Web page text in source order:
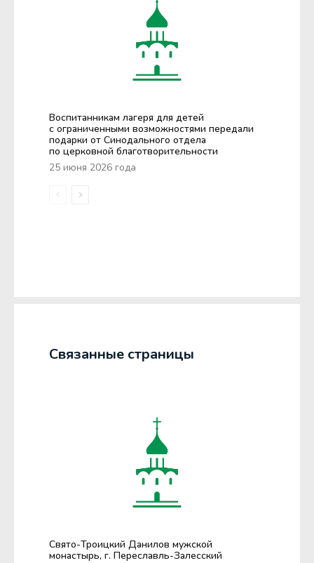
Воспитанникам лагеря для детей
с ограниченными возможностями передали
подарки от Синодального отдела
по церковной благотворительности
25 июня 2026 года
Связанные страницы
Свято-Троицкий Данилов мужской
монастырь, г. Переславль-Залесский